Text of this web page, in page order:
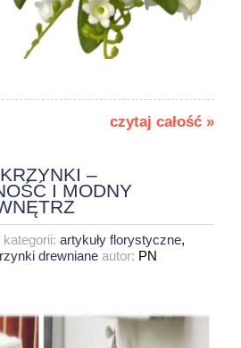
czytaj całość »
–
I MODNY
kategorii: artykuły florystyczne,
drewniane autor: PN